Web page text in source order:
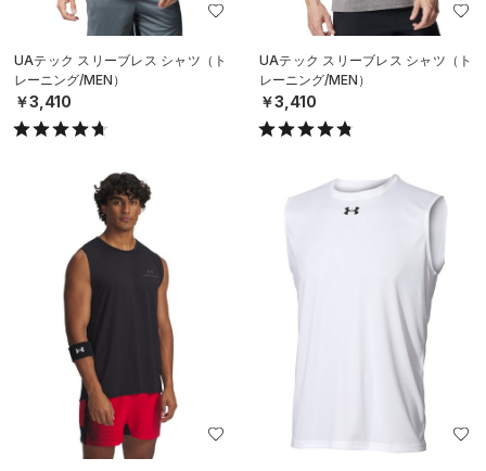
UAテック スリーブレス シャツ（ト
レーニング/MEN）
￥3,410
UAテック スリーブレス シャツ（ト
レーニング/MEN）
￥3,410